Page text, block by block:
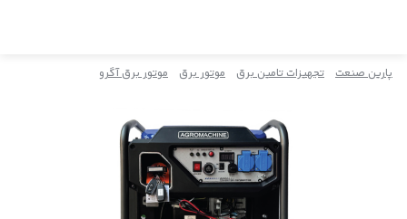
پارین صنعت تجهیزات تامین برق موتور برق موتور برق آگرو